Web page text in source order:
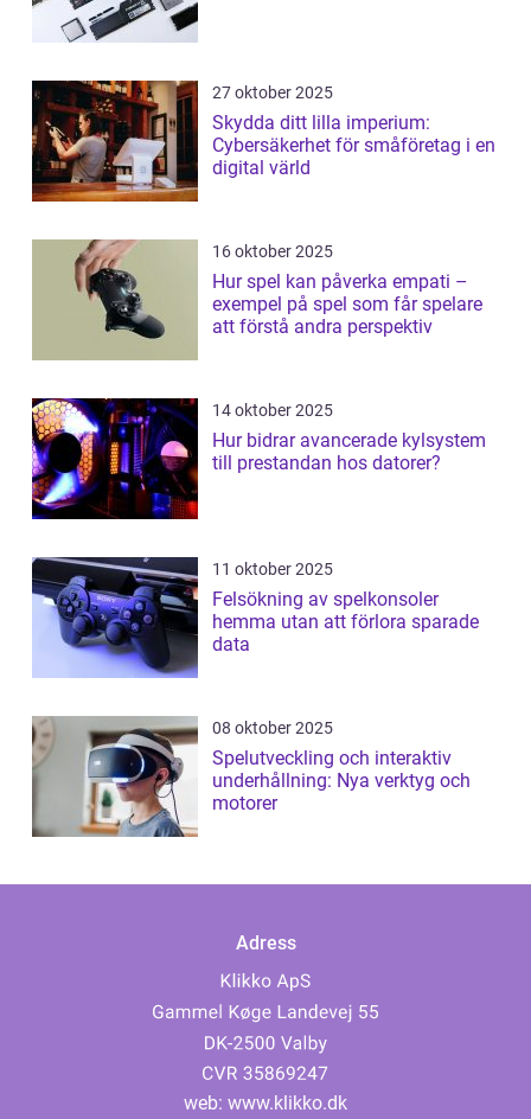
27 oktober 2025
Skydda ditt lilla imperium:
Cybersäkerhet för småföretag i en
digital värld
16 oktober 2025
Hur spel kan påverka empati –
exempel på spel som får spelare
att förstå andra perspektiv
14 oktober 2025
Hur bidrar avancerade kylsystem
till prestandan hos datorer?
11 oktober 2025
Felsökning av spelkonsoler
hemma utan att förlora sparade
data
08 oktober 2025
Spelutveckling och interaktiv
underhållning: Nya verktyg och
motorer
Adress
web: www.klikko.dk